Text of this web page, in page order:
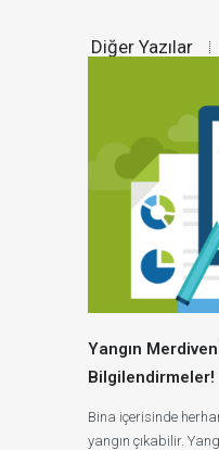
Diğer Yazılar
Yangın
Bilgilendirmeler!
Bina içerisinde
yangın çıkabilir.